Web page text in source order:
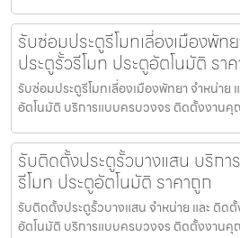
รับซ่อมประตูรีโมทเลี่องเมืองพั
ประตูรั้วรีโมท ประตูอัตโนมัติ รา
รับซ่อมประตูรีโมทเลี่องเมืองพัทยา จำหน่าย
อัตโนมัติ บริการแบบครบวงจร ติดตั้งงานคุ
รับติดตั้งประตูรั้วบางแสน บริก
รีโมท ประตูอัตโนมัติ ราคาถูก
รับติดตั้งประตูรั้วบางแสน จำหน่าย และ ติดตั้
อัตโนมัติ บริการแบบครบวงจร ติดตั้งงานคุ